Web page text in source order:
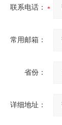
联系电话：
常用邮箱：
省份：
详细地址：